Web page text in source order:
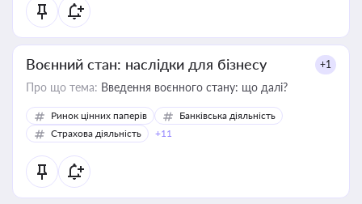
Воєнний стан: наслідки для бізнесу +1
Про що тема: Введення воєнного стану: що далі?
Ринок цінних паперів
Банківська діяльність
Страхова діяльність
+11